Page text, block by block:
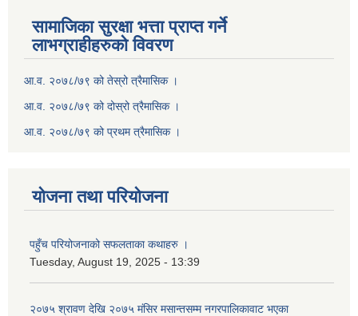
सामाजिका सुरक्षा भत्ता प्राप्त गर्ने
लाभग्राहीहरुको विवरण
आ.व. २०७८/७९ को तेस्रो त्रैमासिक ।
आ.व. २०७८/७९ को दोस्रो त्रैमासिक ।
आ.व. २०७८/७९ को प्रथम त्रैमासिक ।
योजना तथा परियोजना
पहुँच परियोजनाको सफलताका कथाहरु ।
Tuesday, August 19, 2025 - 13:39
२०७५ श्रावण देखि २०७५ मंसिर मसान्तसम्म नगरपालिकावाट भएका